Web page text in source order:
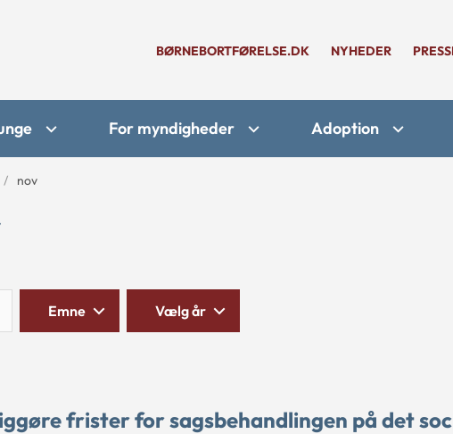
BØRNEBORTFØRELSE.DK NYHEDER
For myndigheder Adoption
nov
Emne Vælg år
frister for sagsbehandlingen på det